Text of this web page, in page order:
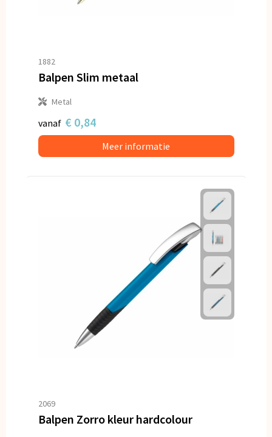
1882
Balpen Slim metaal
Metal
vanaf € 0,84
Meer informatie
2069
Balpen Zorro kleur hardcolour